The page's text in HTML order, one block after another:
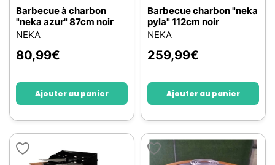
Barbecue à charbon
"neka azur" 87cm noir
NEKA
80,99€
Ajouter au panier
Barbecue charbon "neka
pyla" 112cm noir
NEKA
259,99€
Ajouter au panier